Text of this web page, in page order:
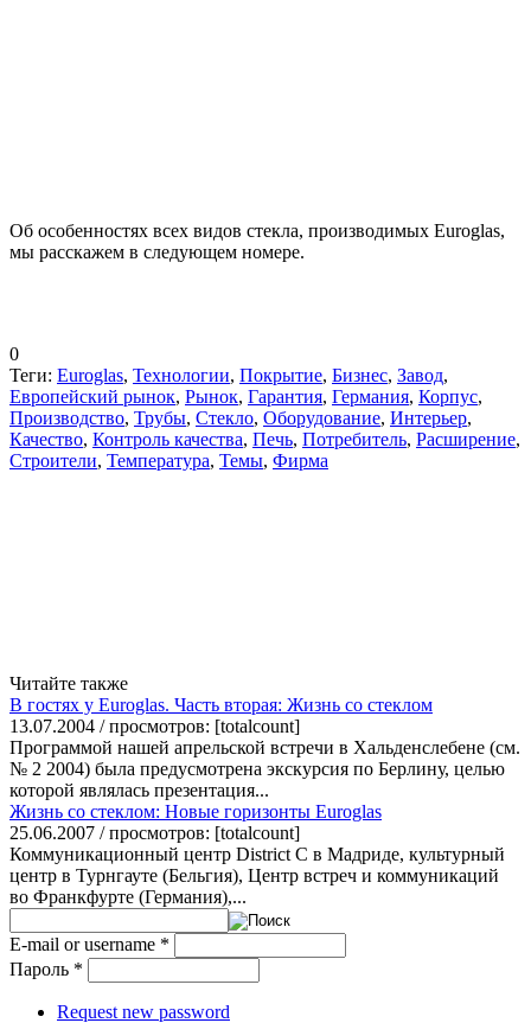
Об особенностях всех видов стекла, производимых Euroglas,
мы расскажем в следующем номере.
0
Теги: Euroglas, Технологии, Покрытие, Бизнес, Завод,
Европейский рынок, Рынок, Гарантия, Германия, Корпус,
Производство, Трубы, Стекло, Оборудование, Интерьер,
Качество, Контроль качества, Печь, Потребитель, Расширение,
Строители, Температура, Темы, Фирма
Читайте также
В гостях у Euroglas. Часть вторая: Жизнь со стеклом
13.07.2004 / просмотров: [totalcount]
Программой нашей апрельской встречи в Хальденслебене (см.
№ 2 2004) была предусмотрена экскурсия по Берлину, целью
которой являлась презентация...
Жизнь со стеклом: Новые горизонты Euroglas
25.06.2007 / просмотров: [totalcount]
Коммуникационный центр District C в Мадриде, культурный
центр в Турнгауте (Бельгия), Центр встреч и коммуникаций
во Франкфурте (Германия),...
E-mail or username *
Пароль *
Request new password